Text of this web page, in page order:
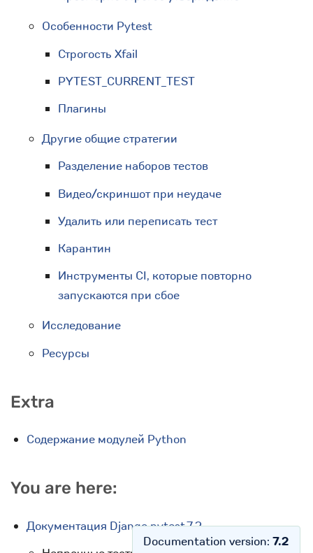
Особенности Pytest
Строгость Xfail
PYTEST_CURRENT_TEST
Плагины
Другие общие стратегии
Разделение наборов тестов
Видео/скриншот при неудаче
Удалить или переписать тест
Карантин
Инструменты CI, которые повторно
запускаются при сбое
Исследование
Ресурсы
Extra
Содержание модулей Python
You are here:
Документация Django pytest 7.2
Documentation version: 7.2